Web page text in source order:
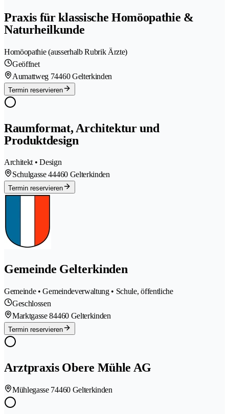
Praxis für klassische Homöopathie &
Naturheilkunde
Homöopathie (ausserhalb Rubrik Ärzte)
Geöffnet
Aumattweg 74460 Gelterkinden
Termin reservieren
Raumformat, Architektur und
Produktdesign
Architekt • Design
Schulgasse 44460 Gelterkinden
Termin reservieren
Gemeinde Gelterkinden
Gemeinde • Gemeindeverwaltung • Schule, öffentliche
Geschlossen
Marktgasse 84460 Gelterkinden
Termin reservieren
Arztpraxis Obere Mühle AG
Mühlegasse 74460 Gelterkinden